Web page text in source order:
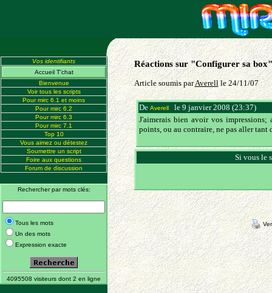
Vos identifiants
Accueil T'chat
Bienvenue
Voir tous les scripts
Pour mirc 6.1 et moins
Pour mirc 6.2
Pour mirc 6.3
Pour mirc 7.1
Top 10
Vous aimez ou détestez
Soumettre un script
Foire aux questions
Forum de discussion
Rechercher par mots clés:
Tous les mots
Un des mots
Expression exacte
4095508 visiteurs dont 2 en ligne
Réactions sur "Configurer sa box"
Article soumis parAverellle 24/11/07
De Averellle 9 janvier 2008 (23:37)
J'aimerais bien avoir vos
points, ou au contraire, ne pas aller tant
Si vous le